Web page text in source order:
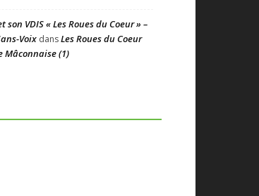
son VDIS « Les Roues du Coeur » –
Voix dansLes Roues du Coeur
Mâconnaise (1)